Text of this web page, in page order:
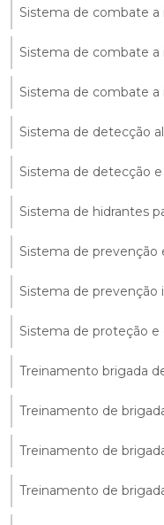
Sistema de combate a
Sistema de combate a
Sistema de combate a
Sistema de detecção
Sistema de detecção
Sistema de hidrantes
Sistema de prevenção
Sistema de prevenção
Sistema de proteção
Treinamento brigada
Treinamento de
Treinamento de
Treinamento de